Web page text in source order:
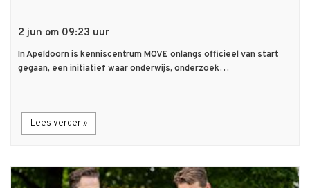
2 jun om 09:23 uur
In Apeldoorn is kenniscentrum MOVE onlangs officieel van start
gegaan, een initiatief waar onderwijs, onderzoek…
Lees verder »